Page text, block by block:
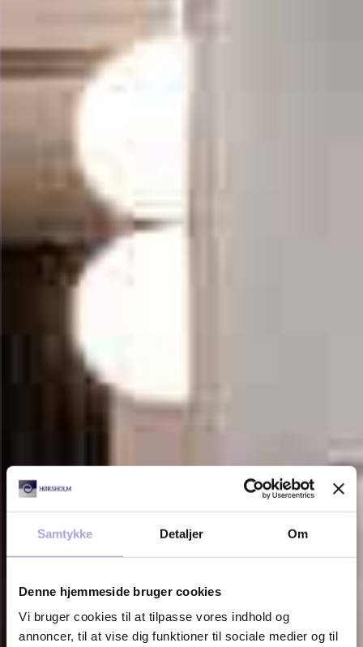
Samtykke Detaljer Om
Denne hjemmeside bruger cookies
Vi bruger cookies til at tilpasse vores indhold og
annoncer, til at vise dig funktioner til sociale medier og til